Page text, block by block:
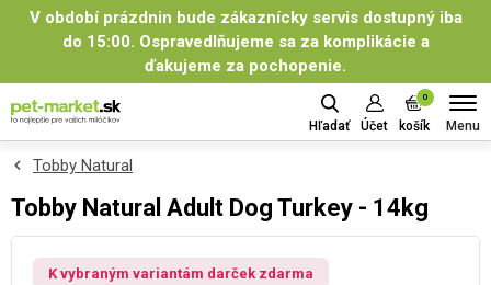
V období prázdnin bude zákaznícky servis dostupný iba
do 15:00. Ospravedlňujeme sa za komplikácie a
ďakujeme za pochopenie.
Hľadať Účet
0
košík Menu
Tobby Natural
Tobby Natural Adult Dog Turkey - 14kg
K vybraným variantám darček zdarma